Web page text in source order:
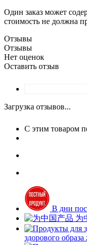
Один заказ может
стоимость не должна
Отзывы
Отзывы
Нет оценок
Оставить отзыв
Загрузка отзывов...
С этим товаром
В дни
为
здорового